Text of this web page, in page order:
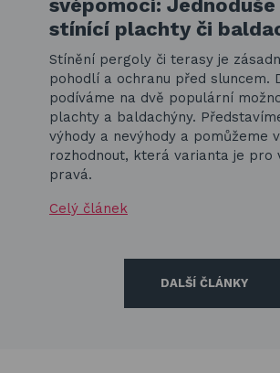
svépomocí:
stínící plachty či
Stínění pergoly či terasy je
pohodlí a ochranu před sluncem.
podíváme na dvě populární
plachty a baldachýny.
výhody a nevýhody a pomůžeme
rozhodnout, která varianta je pro
pravá.
Celý článek
DALŠÍ ČLÁNKY